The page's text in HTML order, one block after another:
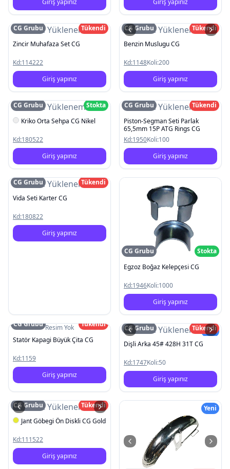
Resim Yüklenemedi
CG Grubu
Tükendi
Zincir Muhafaza Set CG
Kd:114222
Giriş yapınız
Resim Yüklenemedi
CG Grubu
Tükendi
Benzin Muslugu CG
Kd:1148Koli:200
Giriş yapınız
Resim Yüklenemedi
CG Grubu
Stokta
Kriko Orta Sehpa CG Nikel
Kd:180522
Giriş yapınız
Resim Yüklenemedi
CG Grubu
Tükendi
Piston-Segman Seti Parlak
65,5mm 15P ATG Rings CG
Kd:1950Koli:100
Giriş yapınız
Resim Yüklenemedi
CG Grubu
Tükendi
Vida Seti Karter CG
Kd:180822
Giriş yapınız
CG Grubu
Stokta
Egzoz Boğaz Kelepçesi CG
Kd:1946Koli:1000
Giriş yapınız
Resim Yok
CG Grubu
Tükendi
Statör Kapagi Büyük Çita CG
Kd:1159
Giriş yapınız
Resim YüklenemediYeni
CG Grubu
Tükendi
Dişli Arka 45# 428H 31T CG
Kd:1747Koli:50
Giriş yapınız
Resim Yüklenemedi
CG Grubu
Tükendi
Jant Göbegi Ön Diskli CG Gold
Kd:111522
Giriş yapınız
Yeni